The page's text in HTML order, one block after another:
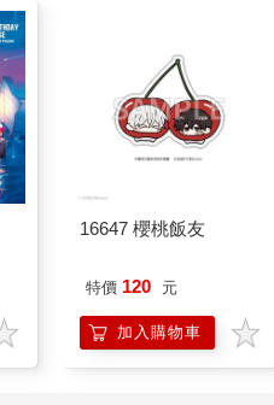
16647 櫻桃飯友
特價 120 元
加入購物車